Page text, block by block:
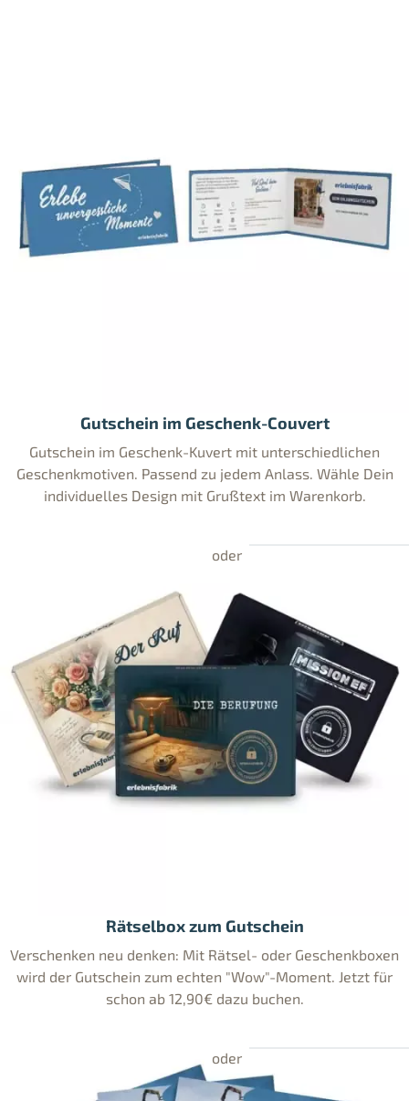
Gutschein im Geschenk-Couvert
Gutschein im Geschenk-Kuvert mit unterschiedlichen
Geschenkmotiven. Passend zu jedem Anlass. Wähle Dein
individuelles Design mit Grußtext im Warenkorb.
Rätselbox zum Gutschein
Verschenken neu denken: Mit Rätsel- oder Geschenkboxen
wird der Gutschein zum echten "Wow"-Moment. Jetzt für
schon ab 12,90€ dazu buchen.